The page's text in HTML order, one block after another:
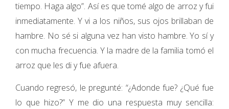
tiempo. Haga algo”. Así es que tomé algo de arroz y fui
inmediatamente. Y vi a los niños, sus ojos brillaban de
hambre. No sé si alguna vez han visto hambre. Yo sí y
con mucha frecuencia. Y la madre de la familia tomó el
arroz que les di y fue afuera.
Cuando regresó, le pregunté: “¿Adonde fue? ¿Qué fue
lo que hizo?” Y me dio una respuesta muy sencilla: